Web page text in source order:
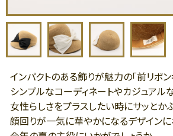
インパクトのある飾りが魅力の「前リボン
シンプルなコーディネートやカジュアル
女性らしさをプラスしたい時にサッとか
顔回りが一気に華やかになるデザインに